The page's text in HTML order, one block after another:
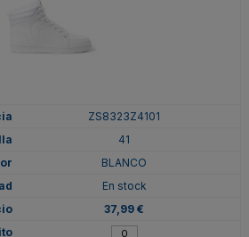
ZS8323Z4101
41
BLANCO
En stock
37,99 €